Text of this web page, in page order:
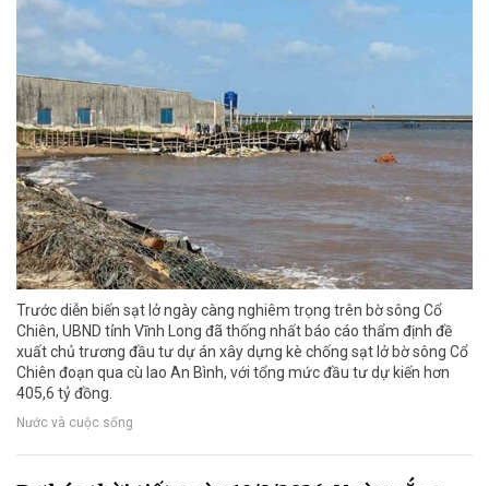
Trước diễn biến sạt lở ngày càng nghiêm trọng trên bờ sông Cổ
Chiên, UBND tỉnh Vĩnh Long đã thống nhất báo cáo thẩm định đề
xuất chủ trương đầu tư dự án xây dựng kè chống sạt lở bờ sông Cổ
Chiên đoạn qua cù lao An Bình, với tổng mức đầu tư dự kiến hơn
405,6 tỷ đồng.
Nước và cuộc sống